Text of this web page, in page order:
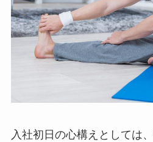
入社初日の心構えとしては、